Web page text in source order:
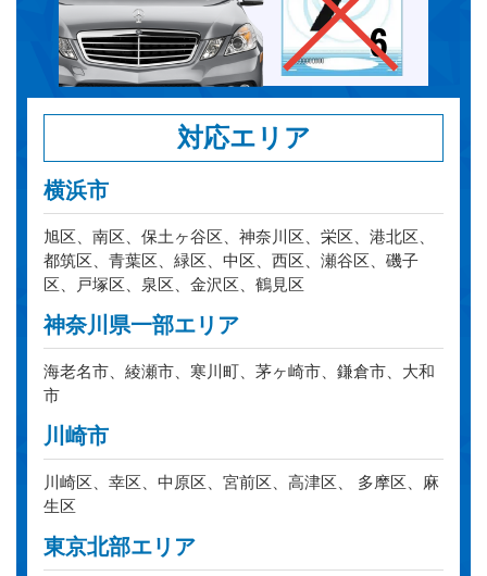
対応エリア
横浜市
旭区、南区、保土ヶ谷区、神奈川区、栄区、港北区、
都筑区、青葉区、緑区、中区、西区、瀬谷区、磯子
区、戸塚区、泉区、金沢区、鶴見区
神奈川県一部エリア
海老名市、綾瀬市、寒川町、茅ヶ崎市、鎌倉市、大和
市
川崎市
川崎区、幸区、中原区、宮前区、高津区、 多摩区、麻
生区
東京北部エリア